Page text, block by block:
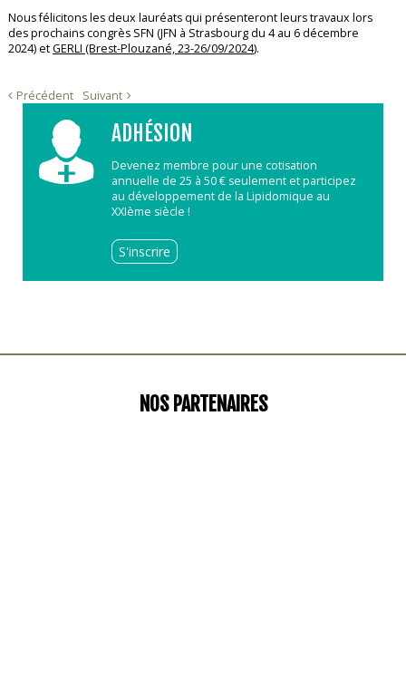
Nous félicitons les deux lauréats qui présenteront leurs travaux lors
des prochains congrès SFN (JFN à Strasbourg du 4 au 6 décembre
2024) et GERLI (Brest-Plouzané, 23-26/09/2024).
Précédent Suivant
ADHÉSION
Devenez membre pour une cotisation
annuelle de 25 à 50 € seulement et participez
au développement de la Lipidomique au
XXIème siècle !
S'inscrire
NOS PARTENAIRES